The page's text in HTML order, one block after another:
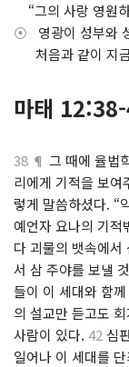
“그의 사랑 영원
⦿ 영광이 성부와
처음과 같이 지
마태
38 ¶ 그 때에 율법
리에게 기적을 보여
렇게 말씀하셨다. “
예언자 요나의 기적
다 괴물의 뱃속에서
서 삼 주야를 보낼
들이 이 세대와 함
의 설교만 듣고도
사람이 있다. 42 심
일어나 이 세대를